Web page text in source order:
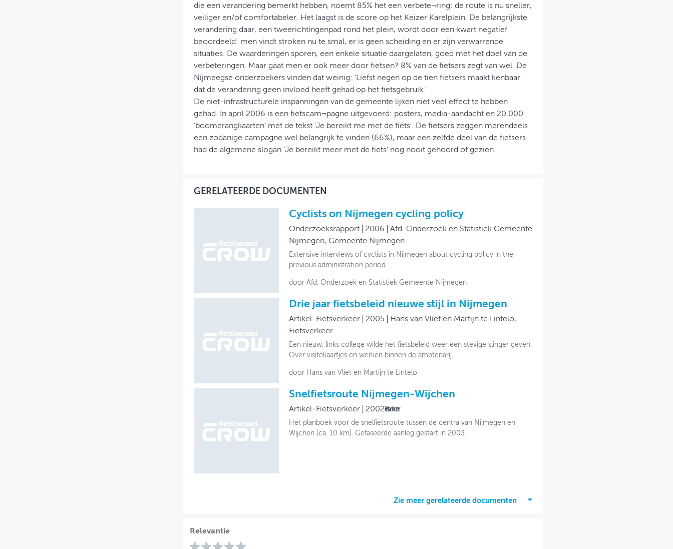
die een verandering bemerkt hebben, noemt 85% het een verbete¬ring: de route is nu sneller,
veiliger en/of comfortabeler. Het laagst is de score op het Keizer Karelplein. De belangrijkste
verandering daar, een tweerichtingenpad rond het plein, wordt door een kwart negatief
beoordeeld: men vindt stroken nu te smal, er is geen scheiding en er zijn verwarrende
situaties. De waarderingen sporen, een enkele situatie daargelaten, goed met het doel van de
verbeteringen. Maar gaat men er ook meer door fietsen? 8% van de fietsers zegt van wel. De
Nijmeegse onderzoekers vinden dat weinig: ‘Liefst negen op de tien fietsers maakt kenbaar
dat de verandering geen invloed heeft gehad op het fietsgebruik.’
De niet-infrastructurele inspanningen van de gemeente lijken niet veel effect te hebben
gehad. In april 2006 is een fietscam¬pagne uitgevoerd: posters, media-aandacht en 20.000
‘boomerangkaarten’ met de tekst ‘Je bereikt me met de fiets’. De fietsers zeggen merendeels
een zodanige campagne wel belangrijk te vinden (66%), maar een zelfde deel van de fietsers
had de algemene slogan ‘Je bereikt meer met de fiets’ nog nooit gehoord of gezien.
GERELATEERDE DOCUMENTEN
Cyclists on Nijmegen cycling policy
Onderzoeksrapport 2006
Afd. Onderzoek en Statistiek Gemeente
Nijmegen, Gemeente Nijmegen
Extensive interviews of cyclists in Nijmegen about cycling policy in the
previous administration period.
door Afd. Onderzoek en Statistiek Gemeente Nijmegen
Drie jaar fietsbeleid nieuwe stijl in Nijmegen
Artikel-Fietsverkeer 2005
Hans van Vliet en Martijn te Lintelo,
Fietsverkeer
Een nieuw, links college wilde het fietsbeleid weer een stevige slinger geven.
Over visitekaartjes en werken binnen de ambtenarij.
door Hans van Vliet en Martijn te Lintelo
Snelfietsroute Nijmegen-Wijchen
Artikel-Fietsverkeer 2002Fietsverkeer
Het planboek voor de snelfietsroute tussen de centra van Nijmegen en
Wijchen (ca. 10 km). Gefaseerde aanleg gestart in 2003.
Zie meer gerelateerde documenten
Relevantie